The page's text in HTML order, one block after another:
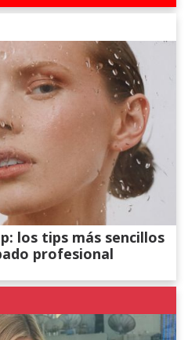
los tips más sencillos
profesional